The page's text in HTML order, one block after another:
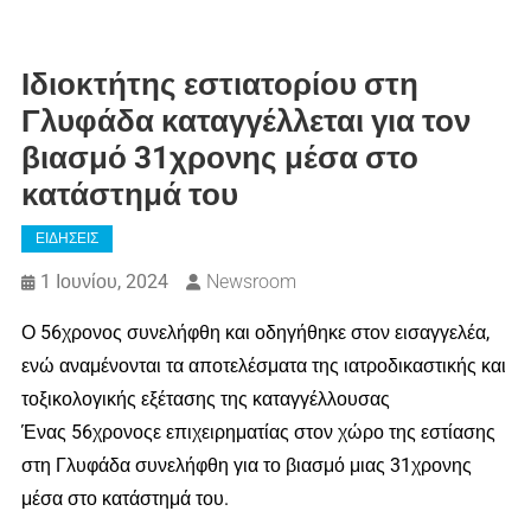
Ιδιοκτήτης εστιατορίου στη
Γλυφάδα καταγγέλλεται για τον
βιασμό 31χρονης μέσα στο
κατάστημά του
ΕΙΔΗΣΕΙΣ
1 Ιουνίου, 2024 Newsroom
Ο 56χρονος συνελήφθη και οδηγήθηκε στον εισαγγελέα,
ενώ αναμένονται τα αποτελέσματα της ιατροδικαστικής και
τοξικολογικής εξέτασης της καταγγέλλουσας
Ένας 56χρονοςε επιχειρηματίας στον χώρο της εστίασης
στη Γλυφάδα συνελήφθη για το βιασμό μιας 31χρονης
μέσα στο κατάστημά του.